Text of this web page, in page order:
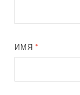
ИМЯ*